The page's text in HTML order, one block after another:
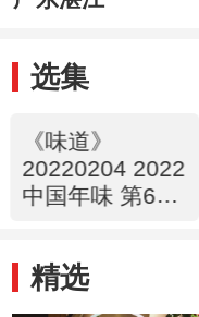
选集
《味道》
20220204 2022
中国年味 第6集
精选